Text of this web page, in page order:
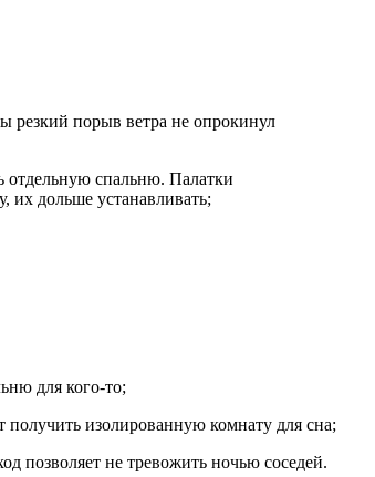
резкий порыв ветра не опрокинул
отдельную спальню. Палатки
их дольше устанавливать;
для кого-то;
изолированную комнату для сна;
позволяет не тревожить ночью соседей.